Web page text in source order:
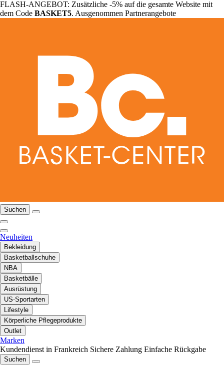
FLASH-ANGEBOT: Zusätzliche -5% auf die gesamte Website mit
dem Code BASKET5. Ausgenommen Partnerangebote
Suchen
Neuheiten
Bekleidung
Basketballschuhe
NBA
Basketbälle
Ausrüstung
US-Sportarten
Lifestyle
Körperliche Pflegeprodukte
Outlet
Marken
Kundendienst in Frankreich Sichere Zahlung Einfache Rückgabe
Suchen